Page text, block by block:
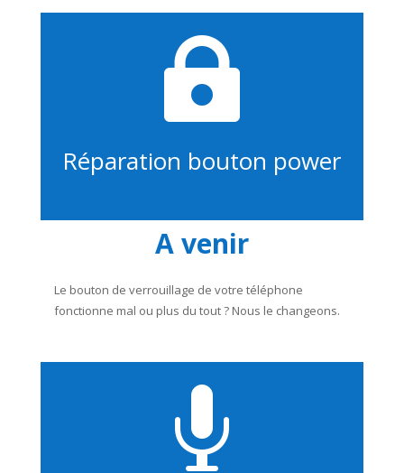

Réparation bouton power
A venir
Le bouton de verrouillage de votre téléphone
fonctionne mal ou plus du tout ? Nous le changeons.
